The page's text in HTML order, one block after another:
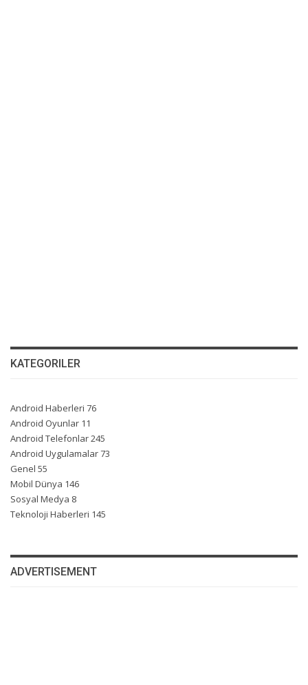
KATEGORILER
Android Haberleri 76
Android Oyunlar 11
Android Telefonlar245
Android Uygulamalar73
Genel 55
Mobil Dünya 146
Sosyal Medya 8
Teknoloji Haberleri 145
ADVERTISEMENT